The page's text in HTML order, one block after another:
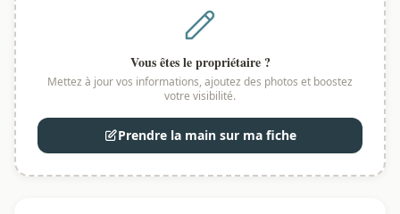
Vous êtes le propriétaire ?
Mettez à jour vos informations, ajoutez des photos et boostez
votre visibilité.
Prendre la main sur ma fiche